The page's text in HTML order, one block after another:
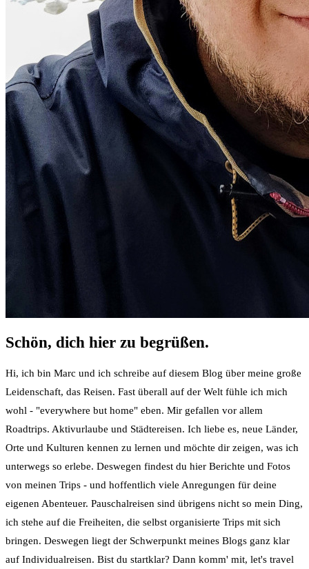
Schön, dich hier zu begrüßen.
Hi, ich bin Marc und ich schreibe auf diesem Blog über meine große
Leidenschaft, das Reisen. Fast überall auf der Welt fühle ich mich
wohl - "everywhere but home" eben. Mir gefallen vor allem
Roadtrips. Aktivurlaube und Städtereisen. Ich liebe es, neue Länder,
Orte und Kulturen kennen zu lernen und möchte dir zeigen, was ich
unterwegs so erlebe. Deswegen findest du hier Berichte und Fotos
von meinen Trips - und hoffentlich viele Anregungen für deine
eigenen Abenteuer. Pauschalreisen sind übrigens nicht so mein Ding,
ich stehe auf die Freiheiten, die selbst organisierte Trips mit sich
bringen. Deswegen liegt der Schwerpunkt meines Blogs ganz klar
auf Individualreisen. Bist du startklar? Dann komm' mit, let's travel